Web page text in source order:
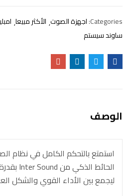
Categories: اجهزة الصوت الأكثر مبيعا
ساوند سيستم
الوصف
استمتع بالتحكم الكامل في نظام
ليجمع بين الأداء القوي والشكل